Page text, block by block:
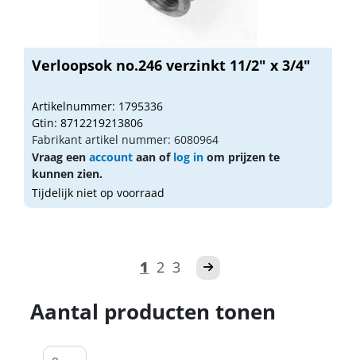
Verloopsok no.246 verzinkt 11/2" x 3/4"
Artikelnummer: 1795336
Gtin: 8712219213806
Fabrikant artikel nummer: 6080964
Vraag een account aan of log in om prijzen te
kunnen zien.
Tijdelijk niet op voorraad
1 2 3
Aantal producten tonen